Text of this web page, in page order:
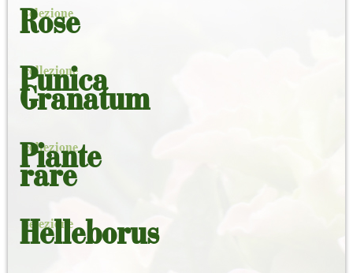
selezione
Rose
collezione
Punica
Granatum
collezione
Piante
rare
selezione
Helleborus